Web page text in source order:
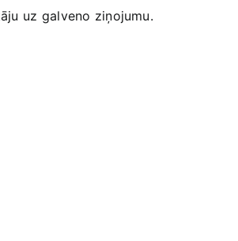
uz ⁢galveno ziņojumu.